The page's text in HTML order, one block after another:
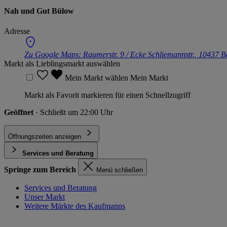
Nah und Gut Bülow
Adresse
Zu Google Maps: Raumerstr. 9 / Ecke Schliemannstr., 10437
Markt als Lieblingsmarkt auswählen
Mein Markt wählen Mein Markt
Markt als Favorit markieren für einen Schnellzugriff
Geöffnet · Schließt um 22:00 Uhr
Öffnungszeiten anzeigen
Services und Beratung
Springe zum Bereich Menü schließen
Services und Beratung
Unser Markt
Weitere Märkte des Kaufmanns